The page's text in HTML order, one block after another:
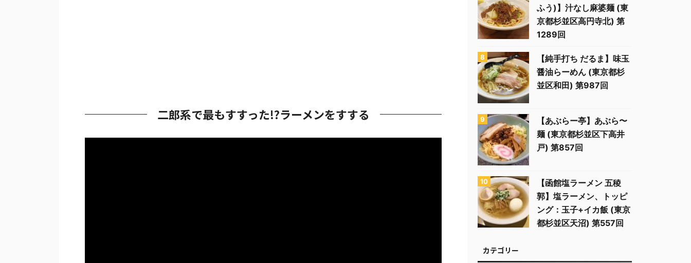
二郎系で最もすすった!?ラーメンをすする
ふう)】汁なし麻婆麺 (東
京都杉並区高円寺北) 第
1289回
【純手打ち だるま】味玉
醤油らーめん (東京都杉
並区和田) 第987回
【あぶらー亭】あぶら〜
麺 (東京都杉並区下高井
戸) 第857回
【函館塩ラーメン 五稜
郭】塩ラーメン、トッピ
ング：玉子+イカ飯 (東京
都杉並区天沼) 第557回
カテゴリー